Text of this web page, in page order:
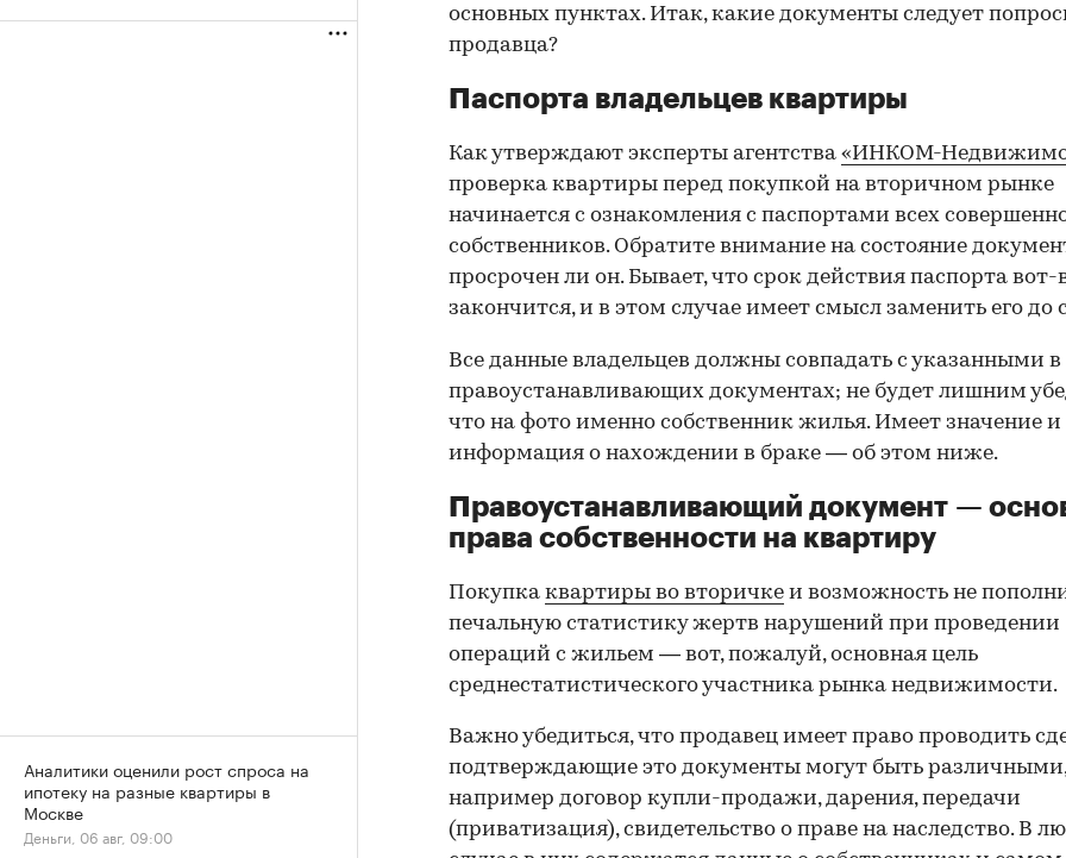
основных пунктах. Итак, какие документы следует
продавца?
Паспорта владельцев квартиры
Как утверждают эксперты агентства «ИНКОМ-
проверка квартиры перед покупкой на вторичном рынке
начинается с ознакомления с паспортами всех
собственников. Обратите внимание на состояние
просрочен ли он. Бывает, что срок действия паспорта вот-
закончится, и в этом случае имеет смысл заменить его до
Все данные владельцев должны совпадать с указанными в
правоустанавливающих документах; не будет лишним
что на фото именно собственник жилья. Имеет значение и
информация о нахождении в браке — об этом ниже.
Правоустанавливающий документ —
права собственности на квартиру
Покупка квартиры во вторичке и возможность не
печальную статистику жертв нарушений при проведении
операций с жильем — вот, пожалуй, основная цель
среднестатистического участника рынка недвижимости.
Важно убедиться, что продавец имеет право проводить
подтверждающие это документы могут быть различными,
например договор купли-продажи, дарения, передачи
(приватизация), свидетельство о праве на наследство. В
Аналитики оценили рост спроса на
ипотеку на разные квартиры в
Москве
Деньги, 06 авг, 09:00